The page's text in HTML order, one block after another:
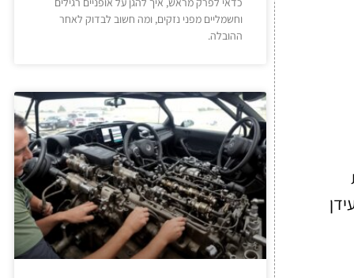
וחשמליים מפני נזקים, ומה חשוב לבדוק לאחר
ההובלה.